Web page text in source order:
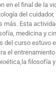
el final de la
del
Esta
medicina y
curso estuvo
el
filosofía